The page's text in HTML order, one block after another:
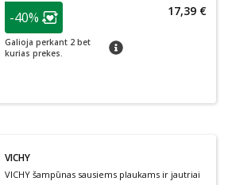
patarimas
Lojalumo klubo narių nuolaida
-40%
Galioja perkant 2 bet
kurias prekes.
patarimas
17,39 €
VICHY
VICHY šampūnas sausiems plaukams ir jautriai